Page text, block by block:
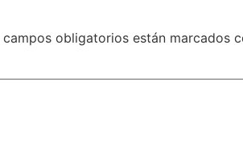
campos obligatorios están marcados